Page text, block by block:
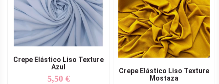
Crepe Elástico Liso Texture
Azul
Precio
5,50 €
Crepe Elástico Liso Texture
Mostaza